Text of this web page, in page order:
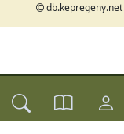
db.kepregeny.net